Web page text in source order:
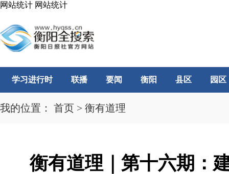
网站统计 网站统计
学习进行时 联播 要闻 衡阳 县区 园区
我的位置： 首页 > 衡有道理
衡有道理｜第十六期：